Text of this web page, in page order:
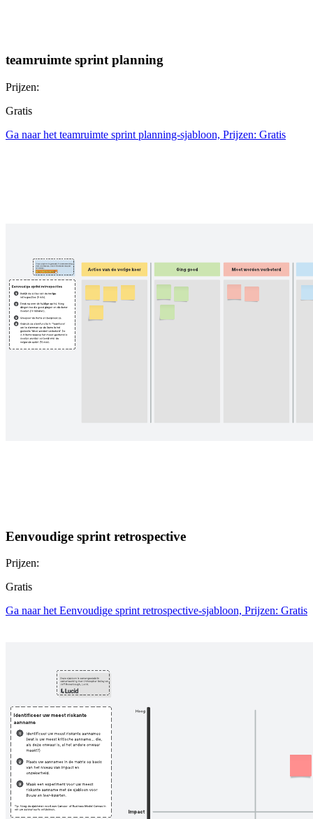
teamruimte sprint planning
Prijzen:
Gratis
Ga naar het teamruimte sprint planning-sjabloon, Prijzen: Gratis
Eenvoudige sprint retrospective
Prijzen:
Gratis
Ga naar het Eenvoudige sprint retrospective-sjabloon, Prijzen: Gratis